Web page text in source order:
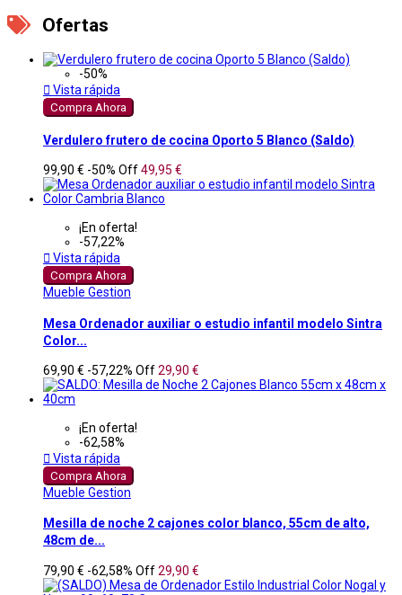
Ofertas
-50%
 Vista rápida
Compra Ahora
Verdulero frutero de cocina Oporto 5 Blanco (Saldo)
99,90 € -50% Off49,95 €
¡En oferta!
-57,22%
 Vista rápida
Compra Ahora
Mueble Gestion
Mesa Ordenador auxiliar o estudio infantil modelo Sintra
Color...
69,90 € -57,22% Off29,90 €
¡En oferta!
-62,58%
 Vista rápida
Compra Ahora
Mueble Gestion
Mesilla de noche 2 cajones color blanco, 55cm de alto,
48cm de...
79,90 € -62,58% Off29,90 €